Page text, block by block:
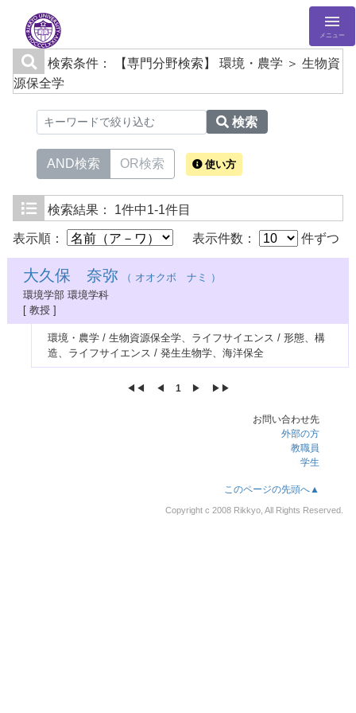
メニュー
検索条件：
【専門分野検索】 環境・農学 ＞ 生物資
源保全学
検索
AND検索 OR検索 使い方
検索結果： 1件中1-1件目
表示順： 表示件数： 件ずつ
大久保 奈弥 （ オオクボ ナミ ）
環境学部 環境学科
[ 教授 ]
環境・農学 / 生物資源保全学、ライフサイエンス / 形態、構
造、ライフサイエンス / 発生生物学、海洋保全
◀◀︎ ◀︎ 1 ▶︎ ▶▶︎
お問い合わせ先
外部の方
教職員
学生
このページの先頭へ▲
Copyright c 2008 Rikkyo, All Rights Reserved.